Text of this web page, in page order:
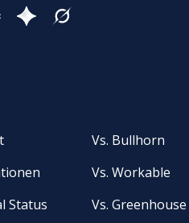
Status
Vs. Bullhorn
Vs. Workable
Vs. Greenhouse